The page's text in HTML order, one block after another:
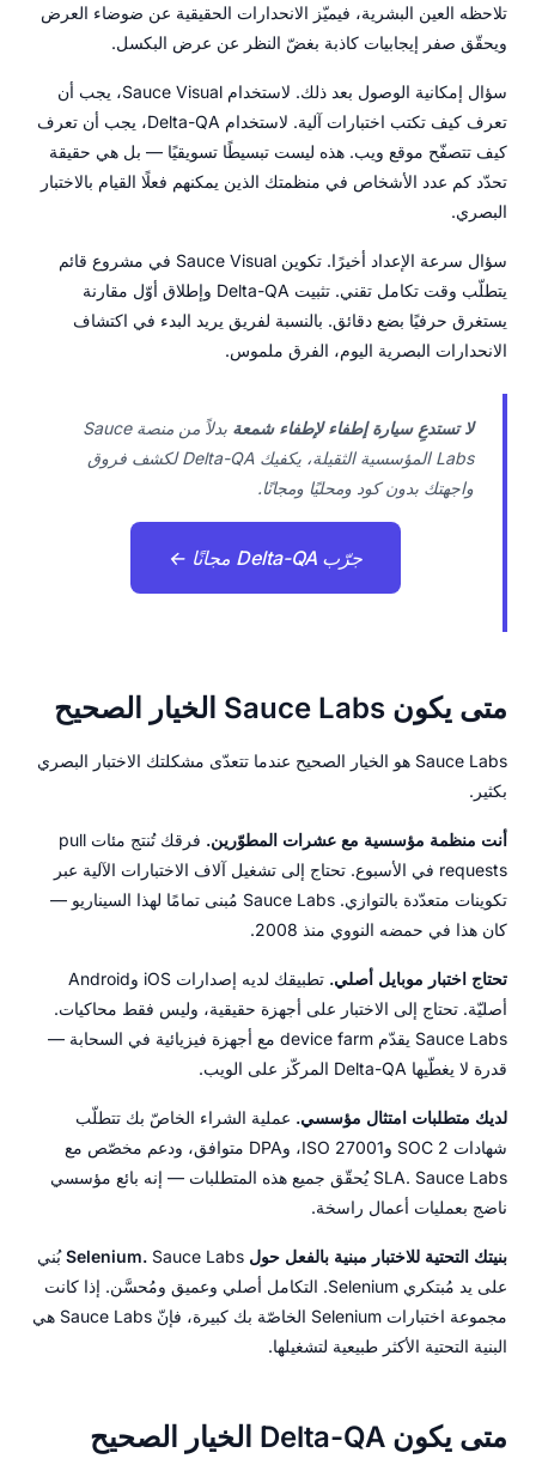
تلاحظه العين البشرية، فيميّز الانحدارات الحقيقية عن ضوضاء العرض
ويحقّق صفر إيجابيات كاذبة بغضّ النظر عن عرض البكسل.
سؤال إمكانية الوصول بعد ذلك. لاستخدام Sauce Visual، يجب أن
تعرف كيف تكتب اختبارات آلية. لاستخدام Delta-QA، يجب أن تعرف
كيف تتصفّح موقع ويب. هذه ليست تبسيطًا تسويقيًا — بل هي حقيقة
تحدّد كم عدد الأشخاص في منظمتك الذين يمكنهم فعلًا القيام بالاختبار
البصري.
سؤال سرعة الإعداد أخيرًا. تكوين Sauce Visual في مشروع قائم
يتطلّب وقت تكامل تقني. تثبيت Delta-QA وإطلاق أوّل مقارنة
يستغرق حرفيًا بضع دقائق. بالنسبة لفريق يريد البدء في اكتشاف
الانحدارات البصرية اليوم، الفرق ملموس.
لا تستدعِ سيارة إطفاء لإطفاء شمعة
بدلاً من منصة Sauce
Labs المؤسسية الثقيلة، يكفيك Delta-QA لكشف فروق
واجهتك بدون كود ومحليًا ومجانًا.
جرّب Delta-QA مجانًا ←
متى يكون Sauce Labs الخيار الصحيح
Sauce Labs هو الخيار الصحيح عندما تتعدّى مشكلتك الاختبار البصري
بكثير.
أنت منظمة مؤسسية مع عشرات المطوّرين.
فرقك تُنتج مئات pull
requests في الأسبوع. تحتاج إلى تشغيل آلاف الاختبارات الآلية عبر
تكوينات متعدّدة بالتوازي. Sauce Labs مُبنى تمامًا لهذا السيناريو —
كان هذا في حمضه النووي منذ 2008.
تحتاج اختبار موبايل أصلي.
تطبيقك لديه إصدارات iOS وAndroid
أصليّة. تحتاج إلى الاختبار على أجهزة حقيقية، وليس فقط محاكيات.
Sauce Labs يقدّم device farm مع أجهزة فيزيائية في السحابة —
قدرة لا يغطّيها Delta-QA المركّز على الويب.
لديك متطلبات امتثال مؤسسي. عملية الشراء الخاصّ بك تتطلّب
شهادات SOC 2 وISO 27001، وDPA متوافق، ودعم مخصّص مع
SLA. Sauce Labs يُحقّق جميع هذه المتطلبات — إنه بائع مؤسسي
ناضج بعمليات أعمال راسخة.
بنيتك التحتية للاختبار مبنية بالفعل حول Selenium.
Sauce Labs بُني
على يد مُبتكري Selenium. التكامل أصلي وعميق ومُحسَّن. إذا كانت
مجموعة اختبارات Selenium الخاصّة بك كبيرة، فإنّ Sauce Labs هي
البنية التحتية الأكثر طبيعية لتشغيلها.
متى يكون Delta-QA الخيار الصحيح